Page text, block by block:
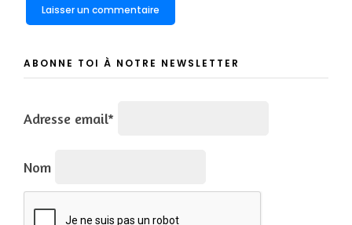
ABONNE TOI À NOTRE NEWSLETTER
Adresse email*
Nom